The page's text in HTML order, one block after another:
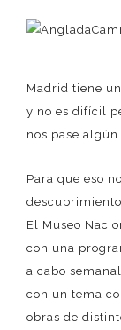
Madrid tiene
y no es difícil
nos pase
Para que eso
El Museo
con una
a cabo
con un tema
obras de